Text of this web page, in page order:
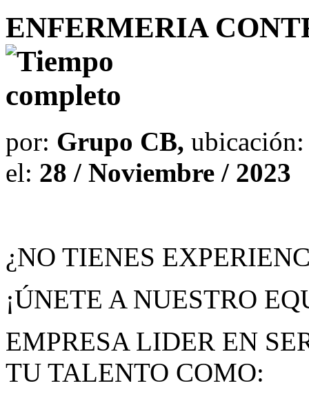
ENFERMERIA
por: Grupo CB, ubicación:
el: 28 / Noviembre / 2023
¿NO TIENES
¡ÚNETE A NUESTRO
EMPRESA LIDER EN
TU TALENTO COMO: